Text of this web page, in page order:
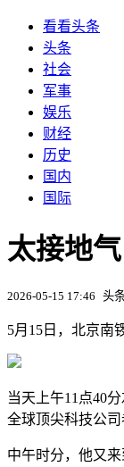
看看头条
头条
社会
军事
娱乐
财经
历史
国内
国际
太接地
2026-05-15 17:46 头
5月15日，北京南
当天上午11点40
全球顶尖科技公司
中午时分，他又